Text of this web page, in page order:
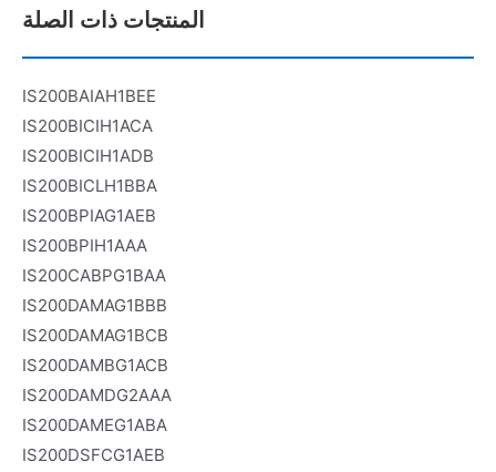
المنتجات ذات الصلة
IS200BAIAH1BEE
IS200BICIH1ACA
IS200BICIH1ADB
IS200BICLH1BBA
IS200BPIAG1AEB
IS200BPIH1AAA
IS200CABPG1BAA
IS200DAMAG1BBB
IS200DAMAG1BCB
IS200DAMBG1ACB
IS200DAMDG2AAA
IS200DAMEG1ABA
IS200DSFCG1AEB